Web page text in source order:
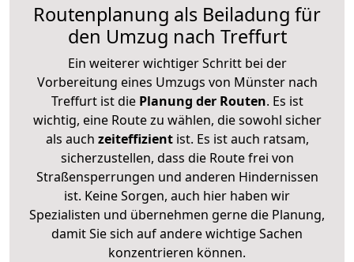
Routenplanung als Beiladung für
den Umzug nach Treffurt
Ein weiterer wichtiger Schritt bei der
Vorbereitung eines Umzugs von Münster nach
Treffurt ist diePlanung der Routen. Es ist
wichtig, eine Route zu wählen, die sowohl sicher
als auch zeiteffizientist. Es ist auch ratsam,
sicherzustellen, dass die Route frei von
Straßensperrungen und anderen Hindernissen
ist. Keine Sorgen, auch hier haben wir
Spezialisten und übernehmen gerne die Planung,
damit Sie sich auf andere wichtige Sachen
konzentrieren können.